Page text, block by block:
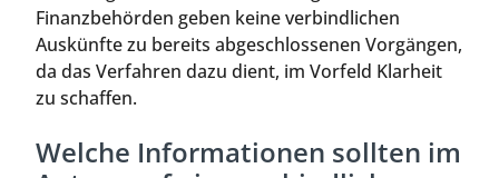
Finanzbehörden geben keine verbindlichen
Auskünfte zu bereits abgeschlossenen Vorgängen,
da das Verfahren dazu dient, im Vorfeld Klarheit
zu schaffen.
Welche Informationen sollten im